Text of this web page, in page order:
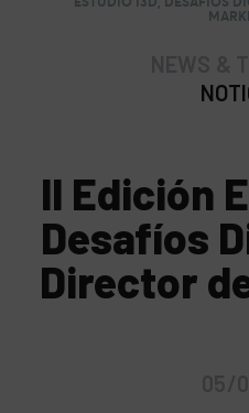
II Edición
Desafíos
Director